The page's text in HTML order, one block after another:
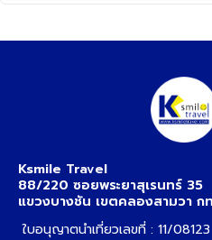
Ksmile Travel
88/220 ซอยพระยาสุเรนทร์ 35
แขวงบางชัน เขตคลองสามวา ก
ใบอนุญาตนำเที่ยวเลขที่ : 11/08123